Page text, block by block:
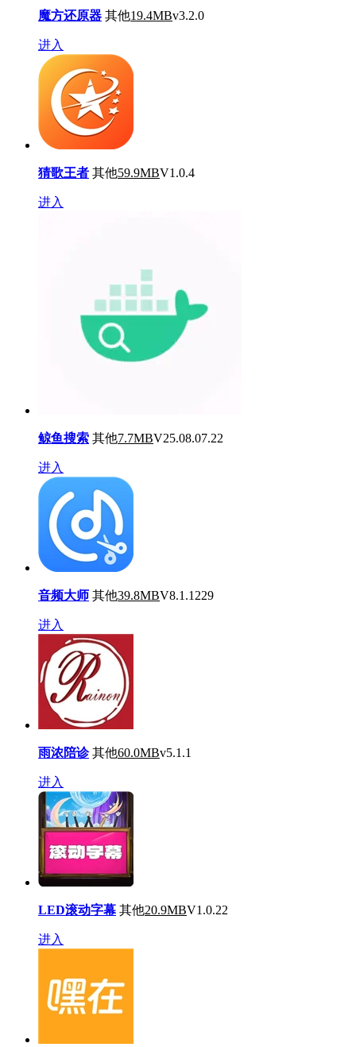
魔方还原器 其他19.4MBv3.2.0
进入
猜歌王者 其他59.9MBV1.0.4
进入
鲸鱼搜索 其他7.7MBV25.08.07.22
进入
音频大师 其他39.8MBV8.1.1229
进入
雨浓陪诊 其他60.0MBv5.1.1
进入
LED滚动字幕 其他20.9MBV1.0.22
进入